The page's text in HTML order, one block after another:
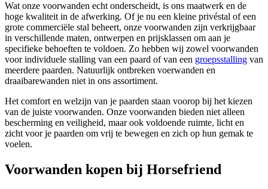
Wat onze voorwanden echt onderscheidt, is ons maatwerk en de
hoge kwaliteit in de afwerking. Of je nu een kleine privéstal of een
grote commerciële stal beheert, onze voorwanden zijn verkrijgbaar
in verschillende maten, ontwerpen en prijsklassen om aan je
specifieke behoeften te voldoen. Zo hebben wij zowel voorwanden
voor individuele stalling van een paard of van een groepsstalling van
meerdere paarden. Natuurlijk ontbreken voerwanden en
draaibarewanden niet in ons assortiment.
Het comfort en welzijn van je paarden staan voorop bij het kiezen
van de juiste voorwanden. Onze voorwanden bieden niet alleen
bescherming en veiligheid, maar ook voldoende ruimte, licht en
zicht voor je paarden om vrij te bewegen en zich op hun gemak te
voelen.
Voorwanden kopen bij Horsefriend